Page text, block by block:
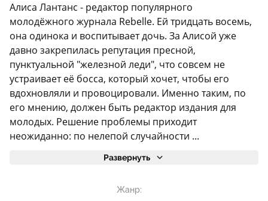
Алиса Лантанс - редактор популярного
молодёжного журнала Rebelle. Ей тридцать восемь,
она одинока и воспитывает дочь. За Алисой уже
давно закрепилась репутация пресной,
пунктуальной "железной леди", что совсем не
устраивает её босса, который хочет, чтобы его
вдохновляли и провоцировали. Именно таким, по
его мнению, должен быть редактор издания для
молодых. Решение проблемы приходит
неожиданно: по нелепой случайности ...
Развернуть
Жанр: